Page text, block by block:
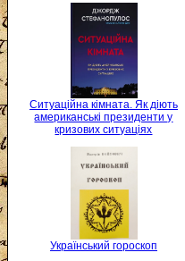
Ситуаційна кімната. Як діють
американські президенти у
кризових ситуаціях
Український гороскоп